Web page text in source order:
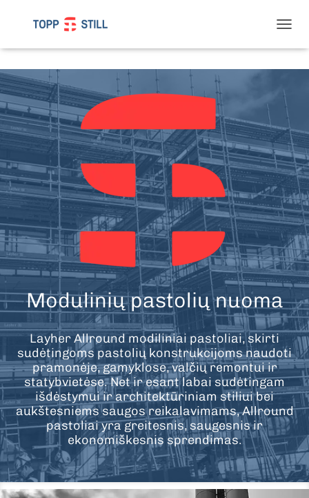
O
E
A
I
G
T
I
O
Modulinių pastolių nuoma
Layher Allround modiliniai pastoliai, skirti
sudėtingoms pastolių konstrukcijoms naudoti
pramonėje, gamyklose, valčių remontui ir
statybvietėse. Net ir esant labai sudėtingam
išdėstymui ir architektūriniam stiliui bei
aukštesniems saugos reikalavimams, Allround
pastoliai yra greitesnis, saugesnis ir
ekonomiškesnis sprendimas.